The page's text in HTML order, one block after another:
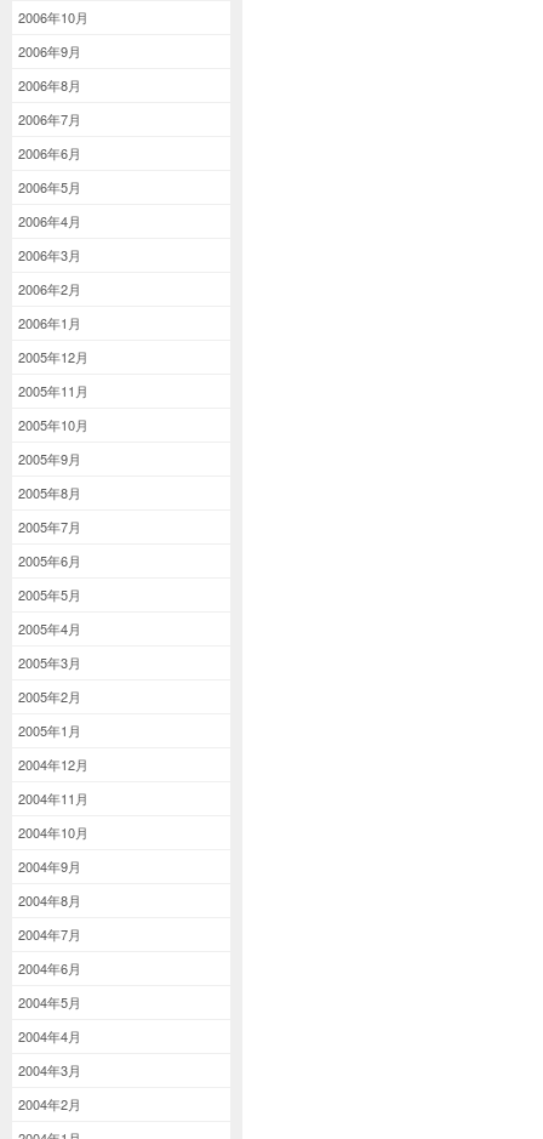
2006年10月
2006年9月
2006年8月
2006年7月
2006年6月
2006年5月
2006年4月
2006年3月
2006年2月
2006年1月
2005年12月
2005年11月
2005年10月
2005年9月
2005年8月
2005年7月
2005年6月
2005年5月
2005年4月
2005年3月
2005年2月
2005年1月
2004年12月
2004年11月
2004年10月
2004年9月
2004年8月
2004年7月
2004年6月
2004年5月
2004年4月
2004年3月
2004年2月